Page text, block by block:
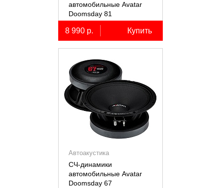
автомобильные Avatar
Doomsday 81
8 990 р. Купить
Автоакустика
СЧ-динамики
автомобильные Avatar
Doomsday 67